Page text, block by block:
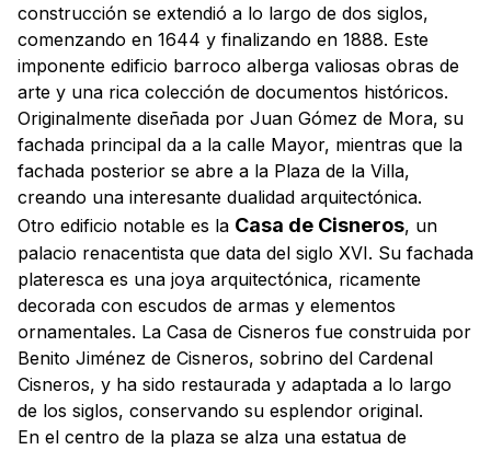
construcción se extendió a lo largo de dos siglos,
comenzando en 1644 y finalizando en 1888. Este
imponente edificio barroco alberga valiosas obras de
arte y una rica colección de documentos históricos.
Originalmente diseñada por Juan Gómez de Mora, su
fachada principal da a la calle Mayor, mientras que la
fachada posterior se abre a la Plaza de la Villa,
creando una interesante dualidad arquitectónica.
Otro edificio notable es la Casa de Cisneros, un
palacio renacentista que data del siglo XVI. Su fachada
plateresca es una joya arquitectónica, ricamente
decorada con escudos de armas y elementos
ornamentales. La Casa de Cisneros fue construida por
Benito Jiménez de Cisneros, sobrino del Cardenal
Cisneros, y ha sido restaurada y adaptada a lo largo
de los siglos, conservando su esplendor original.
En el centro de la plaza se alza una estatua de